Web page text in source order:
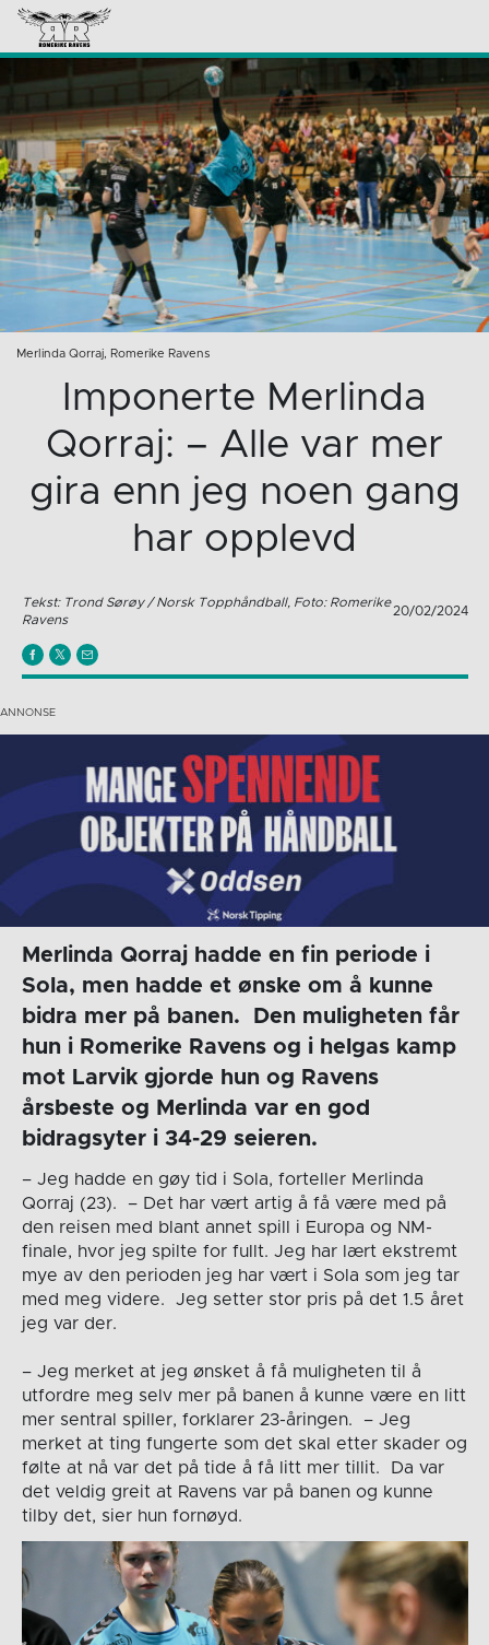
Merlinda Qorraj, Romerike Ravens
Imponerte Merlinda
Qorraj: – Alle var mer
gira enn jeg noen gang
har opplevd
Tekst: Trond Sørøy / Norsk Topphåndball, Foto: Romerike
Ravens
20/02/2024
Merlinda Qorraj hadde en fin periode i
Sola, men hadde et ønske om å kunne
bidra mer på banen. Den muligheten får
hun i Romerike Ravens og i helgas kamp
mot Larvik gjorde hun og Ravens
årsbeste og Merlinda var en god
bidragsyter i 34-29 seieren.
– Jeg hadde en gøy tid i Sola, forteller Merlinda
Qorraj (23). – Det har vært artig å få være med på
den reisen med blant annet spill i Europa og NM-
finale, hvor jeg spilte for fullt. Jeg har lært ekstremt
mye av den perioden jeg har vært i Sola som jeg tar
med meg videre. Jeg setter stor pris på det 1.5 året
jeg var der.
– Jeg merket at jeg ønsket å få muligheten til å
utfordre meg selv mer på banen å kunne være en litt
mer sentral spiller, forklarer 23-åringen. – Jeg
merket at ting fungerte som det skal etter skader og
følte at nå var det på tide å få litt mer tillit. Da var
det veldig greit at Ravens var på banen og kunne
tilby det, sier hun fornøyd.